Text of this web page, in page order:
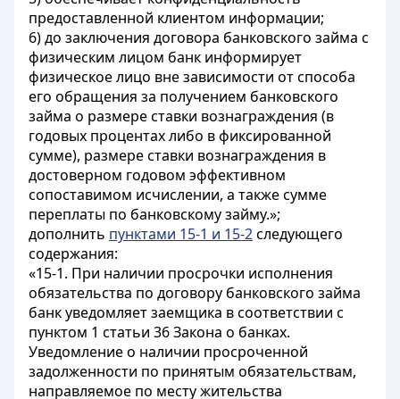
предоставленной клиентом информации;
6) до заключения договора банковского займа с
физическим лицом банк информирует
физическое лицо вне зависимости от способа
его обращения за получением банковского
займа о размере ставки вознаграждения (в
годовых процентах либо в фиксированной
сумме), размере ставки вознаграждения в
достоверном годовом эффективном
сопоставимом исчислении, а также сумме
переплаты по банковскому займу.»;
дополнить пунктами 15-1 и 15-2следующего
содержания:
«15-1. При наличии просрочки исполнения
обязательства по договору банковского займа
банк уведомляет заемщика в соответствии с
пунктом 1 статьи 36 Закона о банках.
Уведомление о наличии просроченной
задолженности по принятым обязательствам,
направляемое по месту жительства